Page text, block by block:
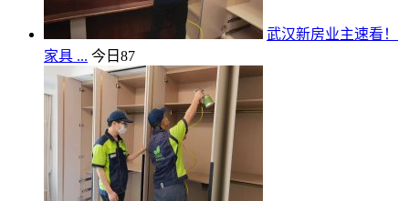
武汉新房业主速看！
家具 ... 今日 87